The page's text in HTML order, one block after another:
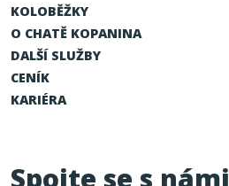
KOLOBĚŽKY
O CHATĚ KOPANINA
DALŠÍ SLUŽBY
CENÍK
KARIÉRA
Spojte se s námi